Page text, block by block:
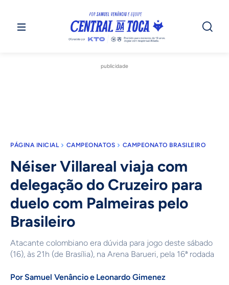
publicidade
PÁGINA INICIAL CAMPEONATOS CAMPEONATO BRASILEIRO
Néiser Villareal viaja com
delegação do Cruzeiro para
duelo com Palmeiras pelo
Brasileiro
Atacante colombiano era dúvida para jogo deste sábado
(16), às 21h (de Brasília), na Arena Barueri, pela 16ª rodada
Por Samuel Venâncioe Leonardo Gimenez